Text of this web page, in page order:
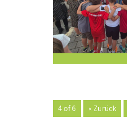
4 of 6 « Zurück